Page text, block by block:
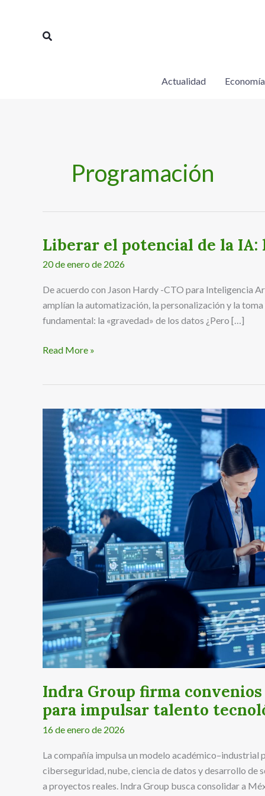
Buscar
Actualidad
Programación
Liberar el potencial de la
20 de enero de 2026
De acuerdo con Jason Hardy -CTO para Inteligencia
amplían la automatización, la personalización y la
fundamental: la «gravedad» de los datos ¿Pero […]
Liberar
de
la
IA:
visión
Read More »
Indra Group firma
para impulsar talento
16 de enero de 2026
La compañía impulsa un modelo
ciberseguridad, nube, ciencia de datos y desarrollo
a proyectos reales. Indra Group busca consolidar a
Indra
Group
firma
convenios
universidades
mexicanas
para
impulsar
talento
tecnológico
alto
impacto